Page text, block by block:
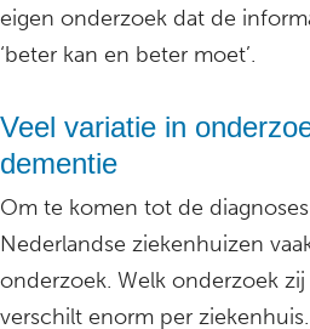
eigen onderzoek dat de
‘beter kan en beter moet’.
Veel variatie in
dementie
Om te komen tot de
Nederlandse ziekenhuizen
onderzoek. Welk onderzoek
verschilt enorm per